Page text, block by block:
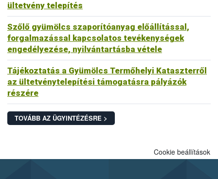
ültetvény telepítés
Szőlő gyümölcs szaporítóanyag előállítással,
forgalmazással kapcsolatos tevékenységek
engedélyezése, nyilvántartásba vétele
Tájékoztatás a Gyümölcs Termőhelyi Kataszterről
az ültetvénytelepítési támogatásra pályázók
részére
TOVÁBB AZ ÜGYINTÉZÉSRE >
Cookie beállítások